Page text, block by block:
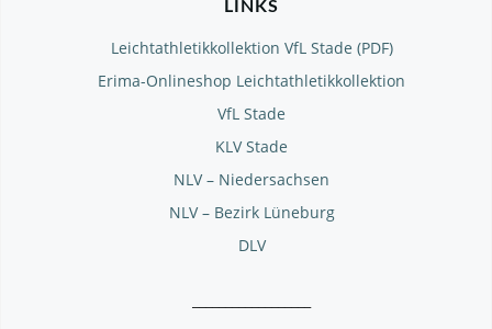
LINKS
Leichtathletikkollektion VfL Stade (PDF)
Erima-Onlineshop Leichtathletikkollektion
VfL Stade
KLV Stade
NLV – Niedersachsen
NLV – Bezirk Lüneburg
DLV